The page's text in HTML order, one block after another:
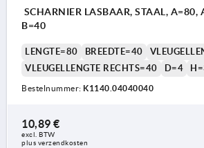
SCHARNIER LASBAAR, STAAL, A=80,
B=40
LENGTE=80 BREEDTE=40
VLEUGELLENGTE RECHTS=40
D=4
Bestelnummer: K1140.04040040
10,89 €
excl. BTW
plus verzendkosten